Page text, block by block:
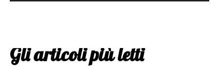
Gli articoli più letti